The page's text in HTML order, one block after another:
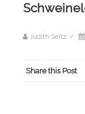
Judith Seitz /
Share this Post